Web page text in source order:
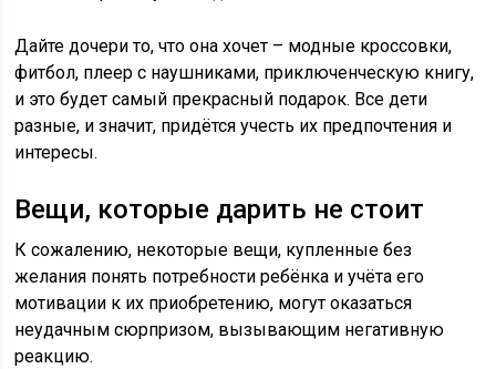
Дайте дочери то, что она хочет – модные кроссовки,
фитбол, плеер с наушниками, приключенческую книгу,
и это будет самый прекрасный подарок. Все дети
разные, и значит, придётся учесть их предпочтения и
интересы.
Вещи, которые дарить не стоит
К сожалению, некоторые вещи, купленные без
желания понять потребности ребёнка и учёта его
мотивации к их приобретению, могут оказаться
неудачным сюрпризом, вызывающим негативную
реакцию.